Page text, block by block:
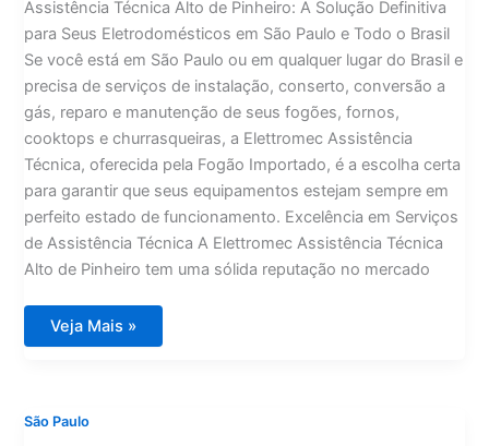
Assistência Técnica Alto de Pinheiro: A Solução Definitiva
para Seus Eletrodomésticos em São Paulo e Todo o Brasil
Se você está em São Paulo ou em qualquer lugar do Brasil e
precisa de serviços de instalação, conserto, conversão a
gás, reparo e manutenção de seus fogões, fornos,
cooktops e churrasqueiras, a Elettromec Assistência
Técnica, oferecida pela Fogão Importado, é a escolha certa
para garantir que seus equipamentos estejam sempre em
perfeito estado de funcionamento. Excelência em Serviços
de Assistência Técnica A Elettromec Assistência Técnica
Alto de Pinheiro tem uma sólida reputação no mercado
Elettromec
Assistência
Veja Mais »
São Paulo